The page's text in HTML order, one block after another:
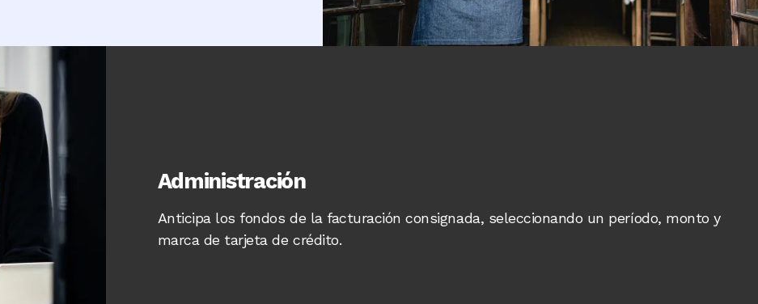
Administración
Anticipa los fondos de la facturación consignada, seleccionando un período, monto y
marca de tarjeta de crédito.